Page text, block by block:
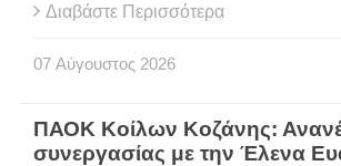
Διαβάστε Περισσότερα
07 Αύγουστος 2026
ΠΑΟΚ Κοίλων Κοζάνης:
συνεργασίας με την Έλενα